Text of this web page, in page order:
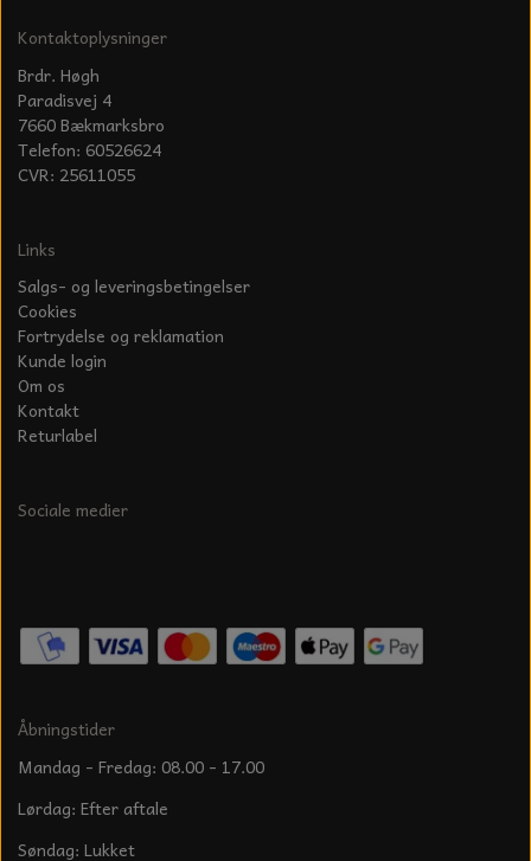
Kontaktoplysninger
Brdr. Høgh
Paradisvej 4
7660 Bækmarksbro
Telefon: 60526624
CVR: 25611055
Links
Salgs- og leveringsbetingelser
Cookies
Fortrydelse og reklamation
Kunde login
Om os
Kontakt
Returlabel
Sociale medier
Åbningstider
Mandag - Fredag: 08.00 - 17.00
Lørdag: Efter aftale
Søndag: Lukket